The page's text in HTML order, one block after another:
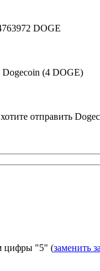
DOGE
(4 DOGE)
отправить
цифры "5" (заменить